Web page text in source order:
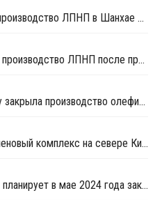
Shanghai Secco возобновила производство ЛПНП в Шанхае после ремонта
Wanhua Chemical возобновила производство ЛПНП после профилактики
China Coal Mengda New Energy закрыла производство олефинов на ремонт
Sinopec запустила новый этиленовый комплекс на севере Китая
Zhong An United Coal Chemical планирует в мае 2024 года закрыть на ремонт производство ПЭ в Китае